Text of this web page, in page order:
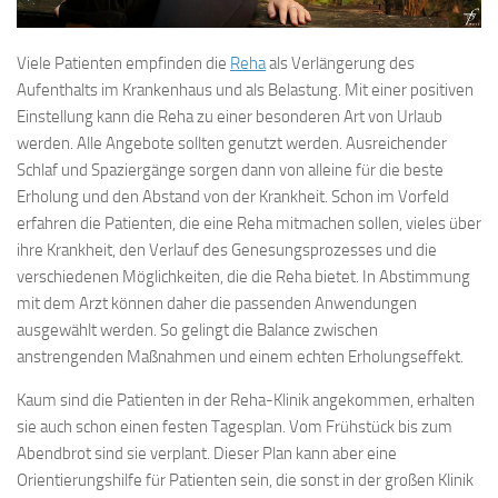
Viele Patienten empfinden die Rehaals Verlängerung des
Aufenthalts im Krankenhaus und als Belastung. Mit einer positiven
Einstellung kann die Reha zu einer besonderen Art von Urlaub
werden. Alle Angebote sollten genutzt werden. Ausreichender
Schlaf und Spaziergänge sorgen dann von alleine für die beste
Erholung und den Abstand von der Krankheit. Schon im Vorfeld
erfahren die Patienten, die eine Reha mitmachen sollen, vieles über
ihre Krankheit, den Verlauf des Genesungsprozesses und die
verschiedenen Möglichkeiten, die die Reha bietet. In Abstimmung
mit dem Arzt können daher die passenden Anwendungen
ausgewählt werden. So gelingt die Balance zwischen
anstrengenden Maßnahmen und einem echten Erholungseffekt.
Kaum sind die Patienten in der Reha-Klinik angekommen, erhalten
sie auch schon einen festen Tagesplan. Vom Frühstück bis zum
Abendbrot sind sie verplant. Dieser Plan kann aber eine
Orientierungshilfe für Patienten sein, die sonst in der großen Klinik